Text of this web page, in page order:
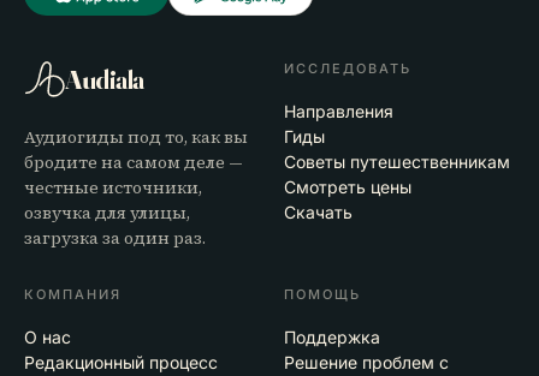
Audiala
Аудиогиды под то, как вы
бродите на самом деле —
честные источники,
озвучка для улицы,
загрузка за один раз.
ИССЛЕДОВАТЬ
Направления
Гиды
Советы путешественникам
Смотреть цены
Скачать
КОМПАНИЯ
О нас
Редакционный процесс
ПОМОЩЬ
Поддержка
Решение проблем с